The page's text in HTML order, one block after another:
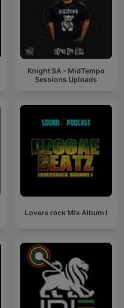
Knight SA - MidTempo
Sessions Uploads
Lovers rock Mix Album I